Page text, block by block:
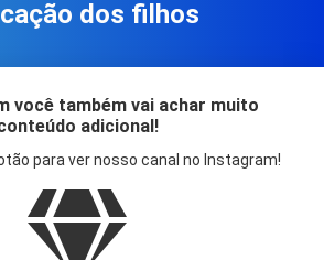
dos filhos
você também vai achar muito
adicional!
para ver nosso canal no Instagram!